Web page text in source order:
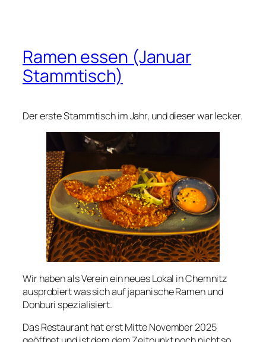
Ramen essen (Januar
Stammtisch)
Der erste Stammtisch im Jahr, und dieser war lecker.
Wir haben als Verein ein neues Lokal in Chemnitz
ausprobiert was sich auf japanische Ramen und
Donburi spezialisiert.
Das Restaurant hat erst Mitte November 2025